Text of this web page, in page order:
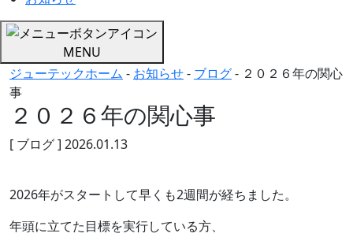
MENU
ジューテックホーム - お知らせ- ブログ- ２０２６年の関心
事
２０２６年の関心事
[ ブログ ] 2026.01.13
2026年がスタートして早くも2週間が経ちました。
年頭に立てた目標を実行している方、